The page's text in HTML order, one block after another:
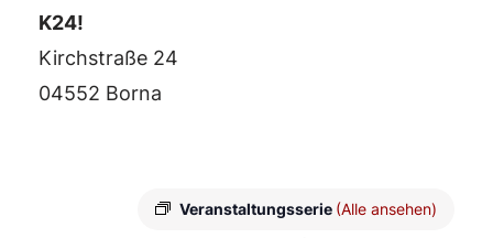
K24!
Kirchstraße 24
04552 Borna
Veranstaltungsserie (Alle ansehen)